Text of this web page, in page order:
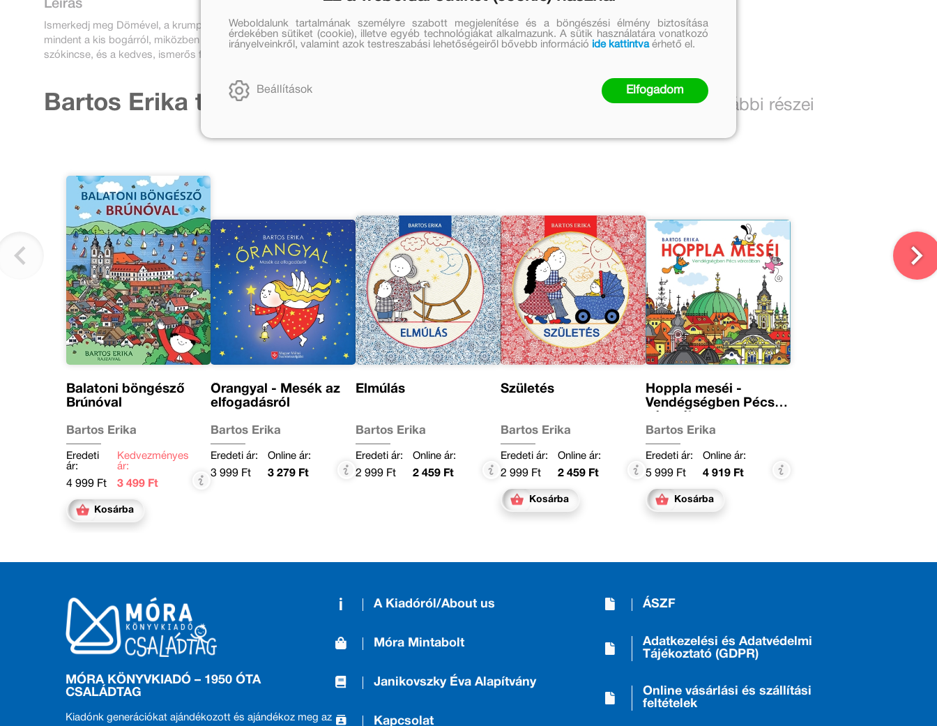
Leírás
Ismerkedj meg Dömével, a krumplibogárral, a kis házikójával, kedvenc játékaival és szokásaival! Tudjatok meg
mindent a kis bogárról, miközben a képek és a szavak segítségével bővül az éppen beszélni tanuló kicsik
szókincse, és a kedves, ismerős figurával örömmel tanulhatnak új szavakat.
Bartos Erika további művei A sorozat további részei
Balatoni böngésző
Brúnóval
Bartos Erika
Eredeti
ár:
4 999 Ft
Kedvezményes
ár:
3 499 Ft
Kosárba
Őrangyal - Mesék az
elfogadásról
Bartos Erika
Eredeti ár:
3 999 Ft
Online ár:
3 279 Ft
Elmúlás
Bartos Erika
Eredeti ár:
2 999 Ft
Online ár:
2 459 Ft
Születés
Bartos Erika
Eredeti ár:
2 999 Ft
Online ár:
2 459 Ft
Kosárba
Hoppla meséi -
Vendégségben Pécs
Bartos Erika
Eredeti ár:
5 999 Ft
Online ár:
4 919 Ft
Kosárba
MÓRA KÖNYVKIADÓ – 1950 ÓTA
CSALÁDTAG
Kiadónk generációkat ajándékozott és ajándékoz meg az
A Kiadóról/About us
Móra Mintabolt
Janikovszky Éva Alapítvány
Kapcsolat
ÁSZF
Adatkezelési és Adatvédelmi
Tájékoztató (GDPR)
Online vásárlási és szállítási
feltételek
Weboldalunk tartalmának személyre szabott megjelenítése és a böngészési élmény biztosítása
érdekében sütiket (cookie), illetve egyéb technológiákat alkalmazunk. A sütik használatára vonatkozó
irányelveinkről, valamint azok testreszabási lehetőségeiről bővebb információ ide kattintvaérhető el.
Beállítások Elfogadom